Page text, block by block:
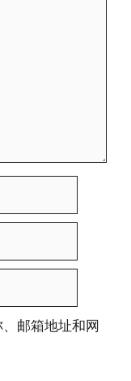
邮箱地址和网